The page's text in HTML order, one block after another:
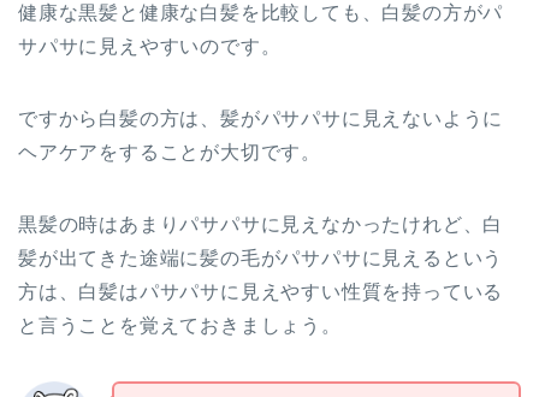
健康な黒髪と健康な白髪を比較しても、白髪の方がパ
サパサに見えやすいのです。
ですから白髪の方は、髪がパサパサに見えないように
ヘアケアをすることが大切です。
黒髪の時はあまりパサパサに見えなかったけれど、白
髪が出てきた途端に髪の毛がパサパサに見えるという
方は、白髪はパサパサに見えやすい性質を持っている
と言うことを覚えておきましょう。